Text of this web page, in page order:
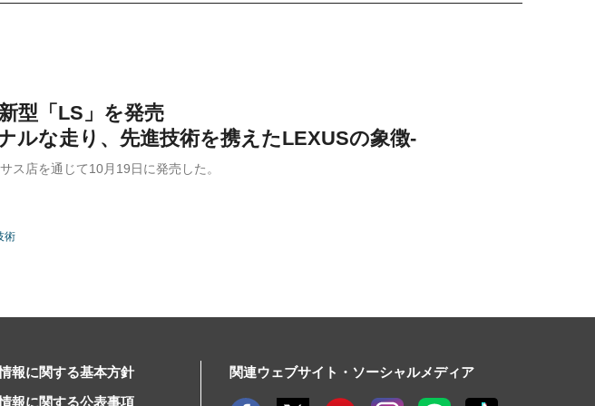
型「LS」を発売
ルな走り、先進技術を携えたLEXUSの象徴-
ス店を通じて10月19日に発売した。
術
報に関する基本方針
報に関する公表事項
関連ウェブサイト・ソーシャルメディア